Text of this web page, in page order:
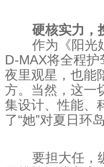
硬核实力，携
作为《阳光姐
D-MAX将全程
夜里观星，也能
方。当然，这一
集设计、性能、
了“她”对夏日环
要担大任，纵